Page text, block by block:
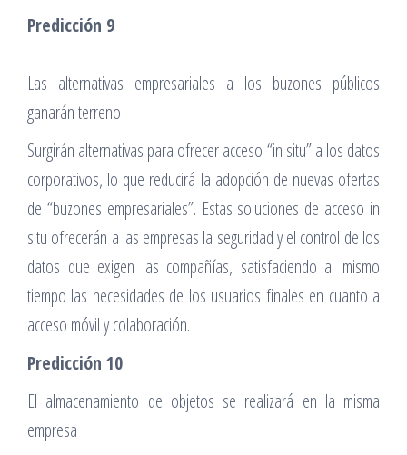
Predicción 9
Las alternativas empresariales a los buzones públicos
ganarán terreno
Surgirán alternativas para ofrecer acceso “in situ” a los datos
corporativos, lo que reducirá la adopción de nuevas ofertas
de “buzones empresariales”. Estas soluciones de acceso in
situ ofrecerán a las empresas la seguridad y el control de los
datos que exigen las compañías, satisfaciendo al mismo
tiempo las necesidades de los usuarios finales en cuanto a
acceso móvil y colaboración.
Predicción 10
El almacenamiento de objetos se realizará en la misma
empresa